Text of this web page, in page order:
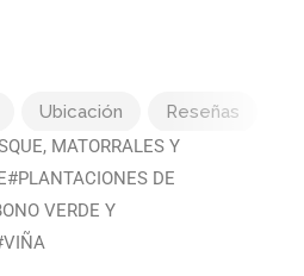
Ubicación
Reseñas
MATORRALES Y
DE
VERDE Y